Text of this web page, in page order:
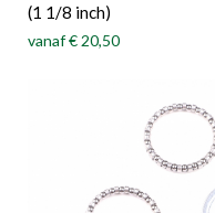
(1 1/8 inch)
vanaf€ 20,50